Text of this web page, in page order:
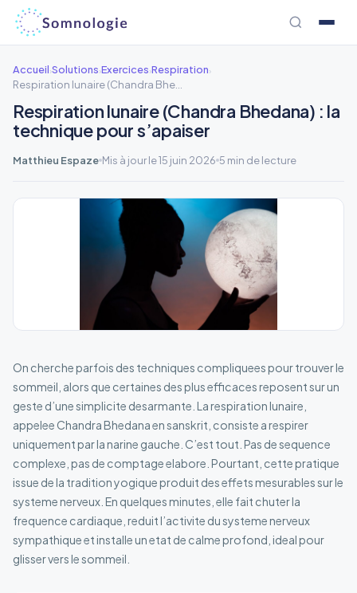
Aller
contenu
Accueil›Solutions›Exercices›Respiration›
Respiration lunaire (Chandra Bhedana) : la
technique pour s’apaiser
Matthieu Espaze Mis à jour le 15 juin 2026 5 min de lecture
On cherche parfois des techniques compliquees pour trouver le
sommeil, alors que certaines des plus efficaces reposent sur un
geste d’une simplicite desarmante. La respiration lunaire,
appelee Chandra Bhedana en sanskrit, consiste a respirer
uniquement par la narine gauche. C’est tout. Pas de sequence
complexe, pas de comptage elabore. Pourtant, cette pratique
issue de la tradition yogique produit des effets mesurables sur le
systeme nerveux. En quelques minutes, elle fait chuter la
frequence cardiaque, reduit l’activite du systeme nerveux
sympathique et installe un etat de calme profond, ideal pour
glisser vers le sommeil.